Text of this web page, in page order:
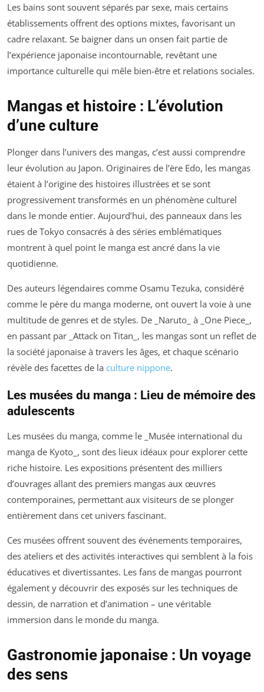
Les bains sont souvent séparés par sexe, mais certains
établissements offrent des options mixtes, favorisant un
cadre relaxant. Se baigner dans un onsen fait partie de
l’expérience japonaise incontournable, revêtant une
importance culturelle qui mêle bien-être et relations sociales.
Mangas et histoire : L’évolution
d’une culture
Plonger dans l’univers des mangas, c’est aussi comprendre
leur évolution au Japon. Originaires de l’ère Edo, les mangas
étaient à l’origine des histoires illustrées et se sont
progressivement transformés en un phénomène culturel
dans le monde entier. Aujourd’hui, des panneaux dans les
rues de Tokyo consacrés à des séries emblématiques
montrent à quel point le manga est ancré dans la vie
quotidienne.
Des auteurs légendaires comme Osamu Tezuka, considéré
comme le père du manga moderne, ont ouvert la voie à une
multitude de genres et de styles. De _Naruto_ à _One Piece_,
en passant par _Attack on Titan_, les mangas sont un reflet de
la société japonaise à travers les âges, et chaque scénario
révèle des facettes de la culture nippone.
Les musées du manga : Lieu de mémoire des
adulescents
Les musées du manga, comme le _Musée international du
manga de Kyoto_, sont des lieux idéaux pour explorer cette
riche histoire. Les expositions présentent des milliers
d’ouvrages allant des premiers mangas aux œuvres
contemporaines, permettant aux visiteurs de se plonger
entièrement dans cet univers fascinant.
Ces musées offrent souvent des événements temporaires,
des ateliers et des activités interactives qui semblent à la fois
éducatives et divertissantes. Les fans de mangas pourront
également y découvrir des exposés sur les techniques de
dessin, de narration et d’animation – une véritable
immersion dans le monde du manga.
Gastronomie japonaise : Un voyage
des sens